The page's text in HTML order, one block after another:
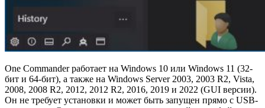
One Commander работает на Windows 10 или Windows 11 (32-
бит и 64-бит), а также на Windows Server 2003, 2003 R2, Vista,
2008, 2008 R2, 2012, 2012 R2, 2016, 2019 и 2022 (GUI версии).
Он не требует установки и может быть запущен прямо с USB-